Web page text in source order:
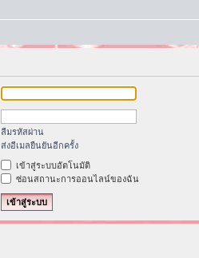
ลืมรหัสผ่าน
ส่งอีเมลยืนยันอีกครั้ง
เข้าสู่ระบบอัตโนมัติ
ซ่อนสถานะการออนไลน์ของฉัน